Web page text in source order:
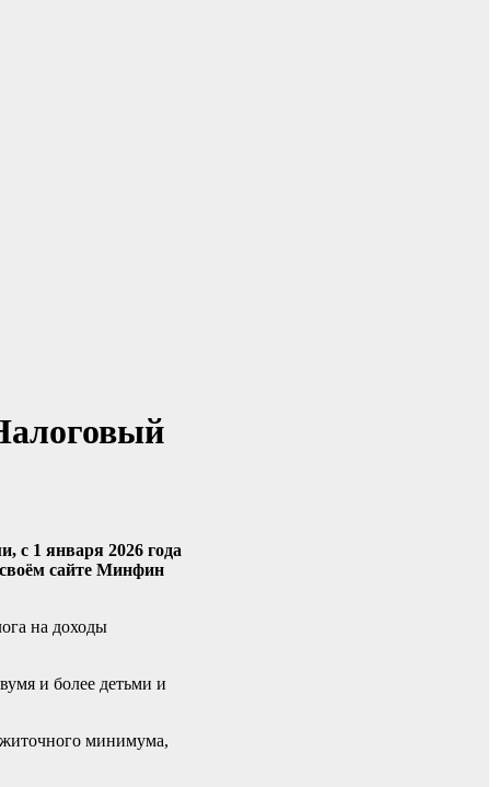
с 1 января 2026 года
сайте Минфин
на доходы
и более детьми и
минимума,